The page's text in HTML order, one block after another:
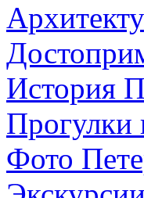
История
Прогулки
Фото